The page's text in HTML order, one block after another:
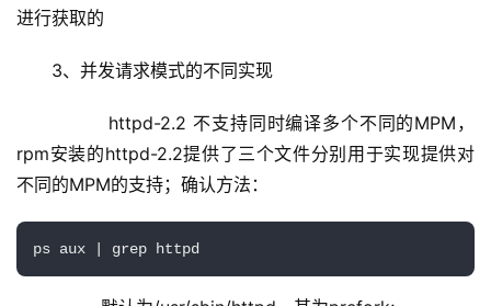
进行获取的
3、并发请求模式的不同实现
httpd-2.2 不支持同时编译多个不同的MPM，
rpm安装的httpd-2.2提供了三个文件分别用于实现提供对
不同的MPM的支持；确认方法：
ps aux | grep httpd